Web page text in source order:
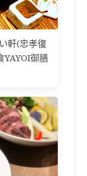
軒(忠孝復
YAYOI御膳